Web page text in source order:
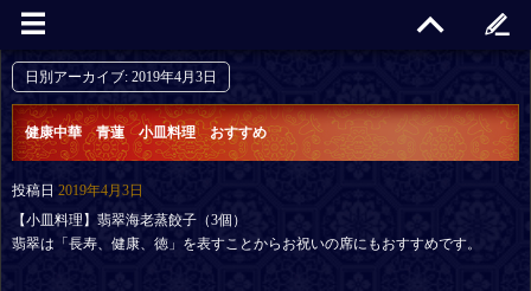
日別アーカイブ: 2019年4月3日
健康中華 青蓮 小皿料理 おすすめ
投稿日 2019年4月3日
【小皿料理】翡翠海老蒸餃子（3個）
翡翠は「長寿、健康、徳」を表すことからお祝いの席にもおすすめです。